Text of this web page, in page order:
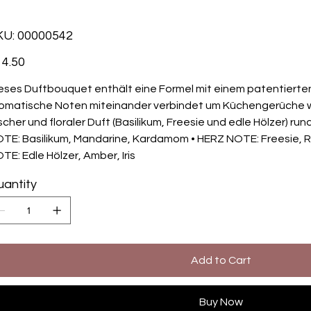
SKU
00000542
00000542
Duftbouquet enthält eine Formel mit einem
Noten miteinander verbindet um Küchengerüche
und floraler Duft (Basilikum, Freesie und edle Hölzer)
Basilikum, Mandarine, Kardamom • HERZ NOTE: Freesie,
Edle Hölzer, Amber, Iris
Add to Cart
Buy Now